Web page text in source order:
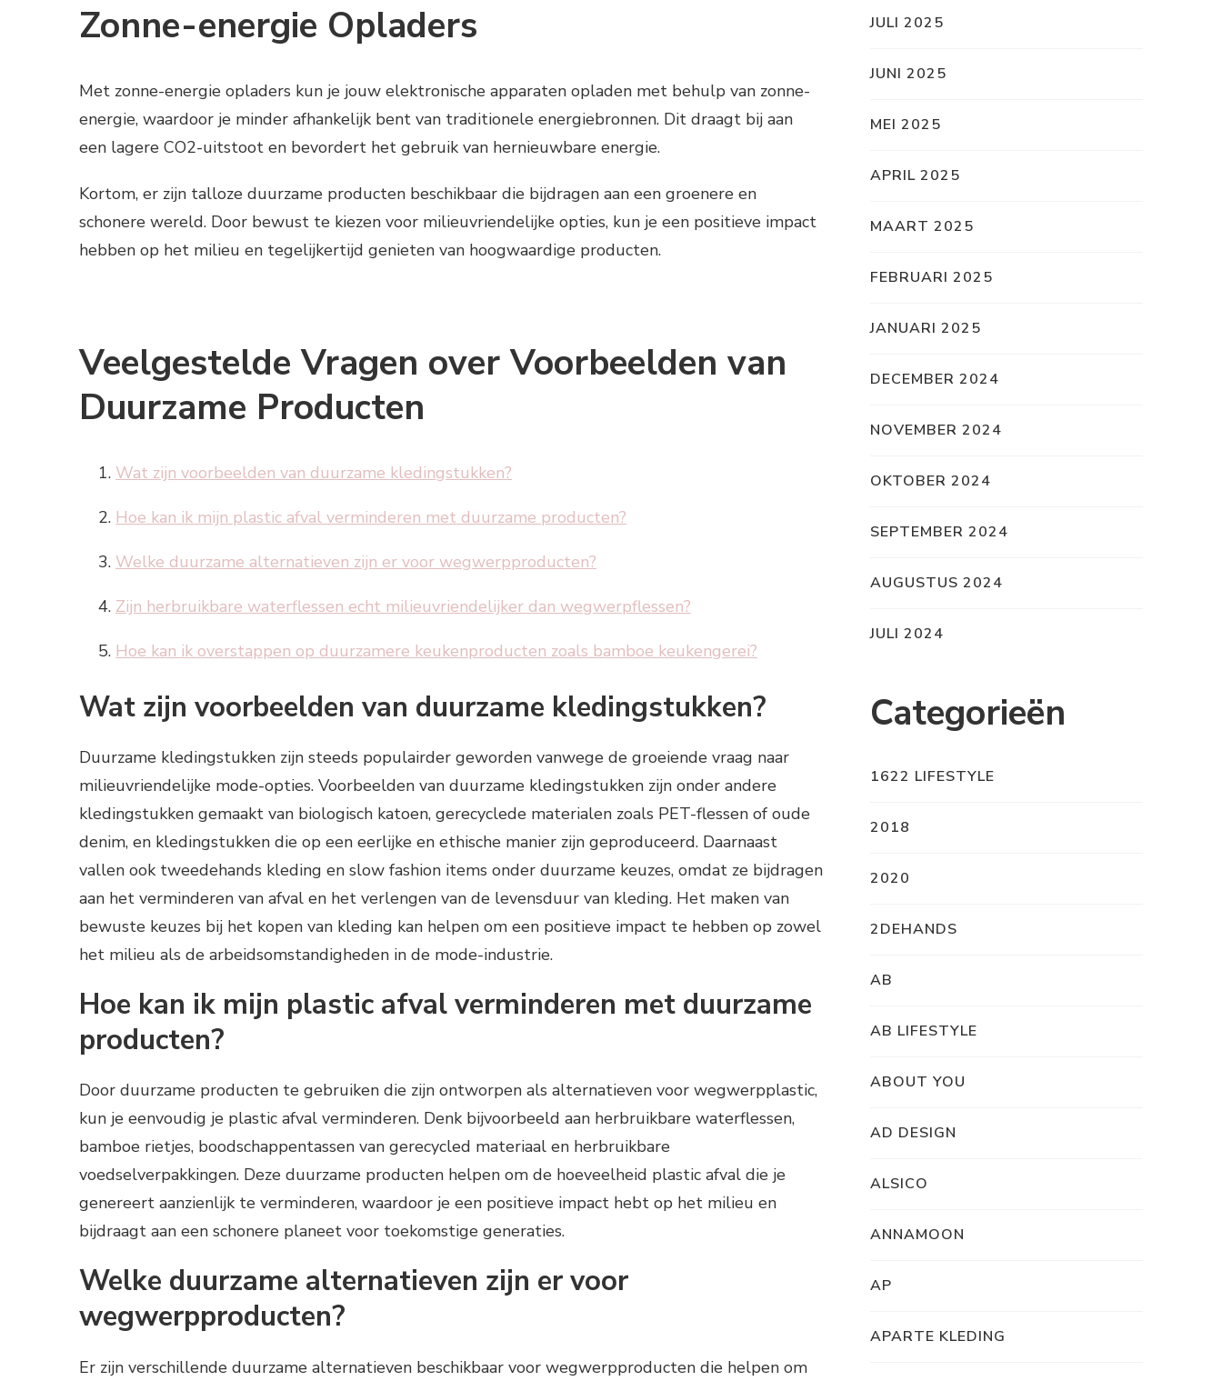
Zonne-energie Opladers
Met zonne-energie opladers kun je jouw elektronische apparaten opladen met behulp van zonne-
energie, waardoor je minder afhankelijk bent van traditionele energiebronnen. Dit draagt bij aan
een lagere CO2-uitstoot en bevordert het gebruik van hernieuwbare energie.
Kortom, er zijn talloze duurzame producten beschikbaar die bijdragen aan een groenere en
schonere wereld. Door bewust te kiezen voor milieuvriendelijke opties, kun je een positieve impact
hebben op het milieu en tegelijkertijd genieten van hoogwaardige producten.
Veelgestelde Vragen over Voorbeelden van
Duurzame Producten
Wat zijn voorbeelden van duurzame kledingstukken?
Hoe kan ik mijn plastic afval verminderen met duurzame producten?
Welke duurzame alternatieven zijn er voor wegwerpproducten?
Zijn herbruikbare waterflessen echt milieuvriendelijker dan wegwerpflessen?
Hoe kan ik overstappen op duurzamere keukenproducten zoals bamboe keukengerei?
Wat zijn voorbeelden van duurzame kledingstukken?
Duurzame kledingstukken zijn steeds populairder geworden vanwege de groeiende vraag naar
milieuvriendelijke mode-opties. Voorbeelden van duurzame kledingstukken zijn onder andere
kledingstukken gemaakt van biologisch katoen, gerecyclede materialen zoals PET-flessen of oude
denim, en kledingstukken die op een eerlijke en ethische manier zijn geproduceerd. Daarnaast
vallen ook tweedehands kleding en slow fashion items onder duurzame keuzes, omdat ze bijdragen
aan het verminderen van afval en het verlengen van de levensduur van kleding. Het maken van
bewuste keuzes bij het kopen van kleding kan helpen om een positieve impact te hebben op zowel
het milieu als de arbeidsomstandigheden in de mode-industrie.
Hoe kan ik mijn plastic afval verminderen met duurzame
producten?
Door duurzame producten te gebruiken die zijn ontworpen als alternatieven voor wegwerpplastic,
kun je eenvoudig je plastic afval verminderen. Denk bijvoorbeeld aan herbruikbare waterflessen,
bamboe rietjes, boodschappentassen van gerecycled materiaal en herbruikbare
voedselverpakkingen. Deze duurzame producten helpen om de hoeveelheid plastic afval die je
genereert aanzienlijk te verminderen, waardoor je een positieve impact hebt op het milieu en
bijdraagt aan een schonere planeet voor toekomstige generaties.
Welke duurzame alternatieven zijn er voor
wegwerpproducten?
Er zijn verschillende duurzame alternatieven beschikbaar voor wegwerpproducten die helpen om
JULI 2025
JUNI 2025
MEI 2025
APRIL 2025
MAART 2025
FEBRUARI 2025
JANUARI 2025
DECEMBER 2024
NOVEMBER 2024
OKTOBER 2024
SEPTEMBER 2024
AUGUSTUS 2024
JULI 2024
Categorieën
1622 LIFESTYLE
2018
2020
2DEHANDS
AB
AB LIFESTYLE
ABOUT YOU
AD DESIGN
ALSICO
ANNAMOON
AP
APARTE KLEDING